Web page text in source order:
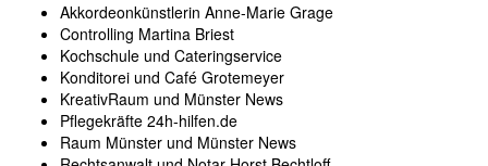
Akkordeonkünstlerin Anne-Marie Grage
Controlling Martina Briest
Kochschule und Cateringservice
Konditorei und Café Grotemeyer
KreativRaum und Münster News
Pflegekräfte 24h-hilfen.de
Raum Münster und Münster News